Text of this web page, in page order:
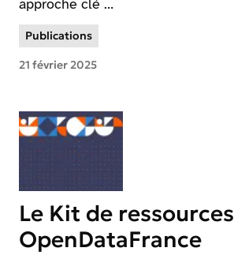
approche clé …
Publications
21 février 2025
Le Kit de ressources
OpenDataFrance